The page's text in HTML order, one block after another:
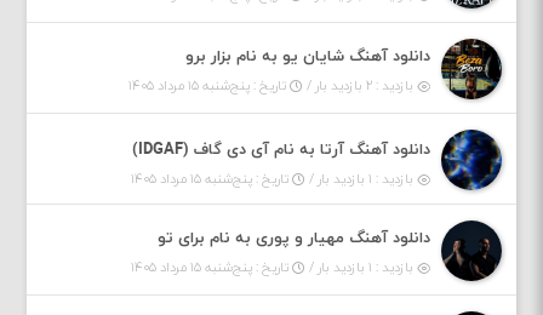
دانلود آهنگ شایان یو به نام بزار برو
بازدید : ۲ بازدید بار / تاریخ : پنج‌شنبه ۱۵ مرداد ۱۴۰۵
دانلود آهنگ آرتا به نام آی دی گاف (IDGAF)
بازدید : ۱ بازدید بار / تاریخ : پنج‌شنبه ۱۵ مرداد ۱۴۰۵
دانلود آهنگ مهیار و پوری به نام برای تو
بازدید : ۱ بازدید بار / تاریخ : پنج‌شنبه ۱۵ مرداد ۱۴۰۵